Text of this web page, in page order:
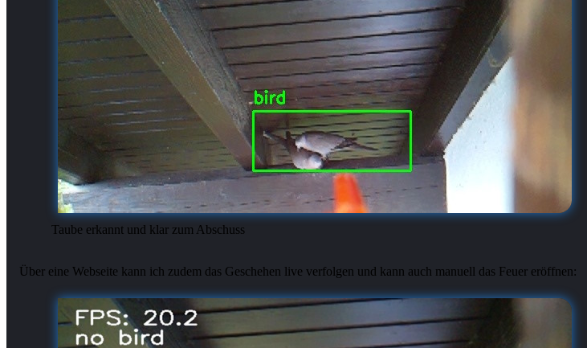
Taube erkannt und klar zum Abschuss